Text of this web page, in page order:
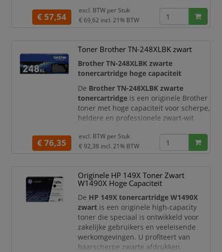
Met deze toner produceert u scherpe,
ontworpen voor optimale
samenwerking met uw HP printer,
waardoor u profiteert van
probleemloos printen en
€ 57,54
excl. BTW per Stuk
€ 69,62 incl. 21% BTW
Toner Brother TN-248XLBK zwart
Brother TN-248XLBK zwarte
tonercartridge hoge capaciteit
De Brother TN-248XLBK zwarte
tonercartridge is een originele Brother
toner met hoge capaciteit voor scherpe,
heldere en professionele zwart-wit
om optimaal samen te werken met
geschikte Brother kleurenlaserprinters
documenten met een constante
afdrukkwaliteit.
Met een opbrengst van cir
€ 76,35
excl. BTW per Stuk
€ 92,38 incl. 21% BTW
Originele HP 149X Toner Zwart
W1490X Hoge Capaciteit
De HP 149X tonercartridge W1490X
zwart is een originele high-capacity
toner die speciaal is ontwikkeld voor
zakelijke gebruikers en veeleisende
werkomgevingen. U profiteert van
haarscherpe zwarte afdrukken,